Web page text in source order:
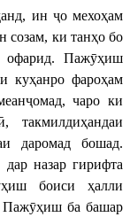
ин ҷо мехоҳам
созам, ки танҳо бо
офарид. Пажӯҳиш
куҳанро фароҳам
чаро ки
даромад бошад.
назар гирифта
боиси ҳалли
Пажӯҳиш ба башар